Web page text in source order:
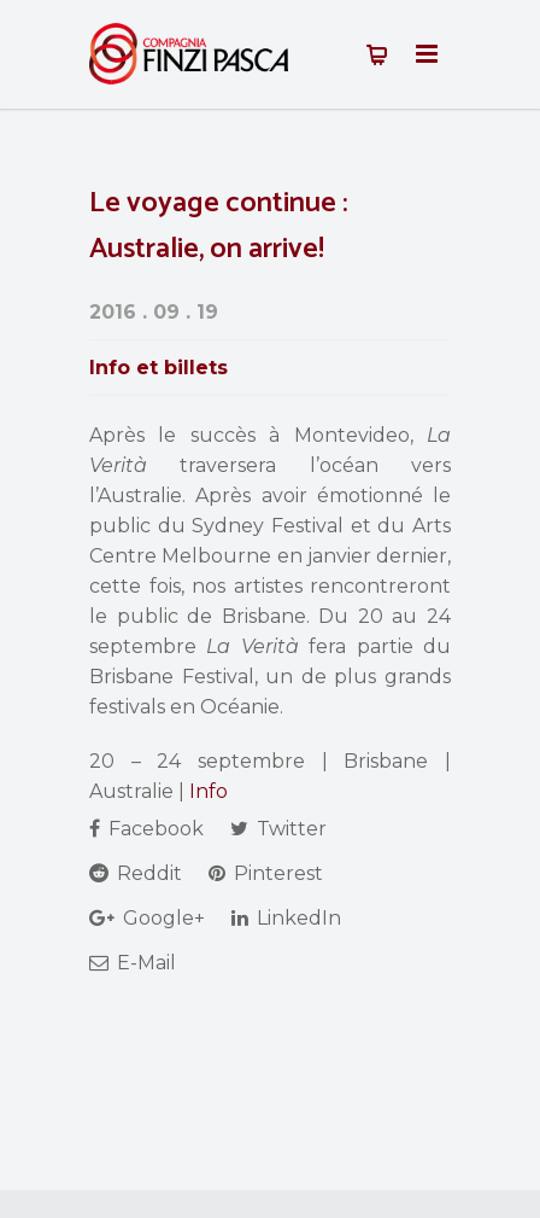
Le voyage continue :
Australie, on arrive!
2016 . 09 . 19
Info et billets
Après le succès à Montevideo, La
Verità traversera l’océan vers
l’Australie. Après avoir émotionné le
public du Sydney Festival et du Arts
Centre Melbourne en janvier dernier,
cette fois, nos artistes rencontreront
le public de Brisbane. Du 20 au 24
septembre La Verità fera partie du
Brisbane Festival, un de plus grands
festivals en Océanie.
20 – 24 septembre | Brisbane |
Australie | Info
Facebook
Twitter
Reddit
Pinterest
Google+
LinkedIn
E-Mail